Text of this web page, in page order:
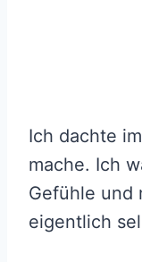
Ich dachte
mache. Ich
Gefühle und
eigentlich